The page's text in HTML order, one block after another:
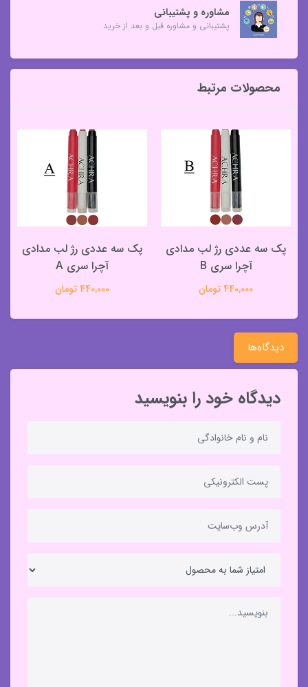
مشاوره و پشتیبانی
پشتیبانی و مشاوره قبل و بعد از خرید
محصولات مرتبط
پک سه عددی رژ لب مدادی
آچرا سری B
440,000 تومان
پک سه عددی رژ لب مدادی
آچرا سری A
440,000 تومان
دیدگاه‌ها
دیدگاه خود را بنویسید